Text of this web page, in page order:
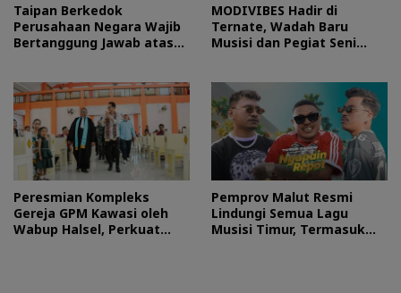
Taipan Berkedok
Perusahaan Negara Wajib
Bertanggung Jawab atas
MODIVIBES Hadir di
Ternate, Wadah Baru
Musisi dan Pegiat Seni
Peresmian Kompleks
Gereja GPM Kawasi oleh
Wabup Halsel, Perkuat
Pemprov Malut Resmi
Lindungi Semua Lagu
Musisi Timur, Termasuk